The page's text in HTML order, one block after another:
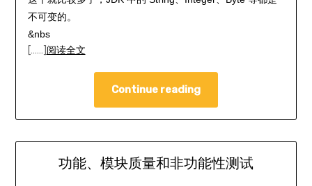
不可变的。
&nbs
[……] 阅读全文
Continue reading
功能、模块质量和非功能性测试